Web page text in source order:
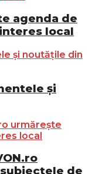
agenda de
local
și
de